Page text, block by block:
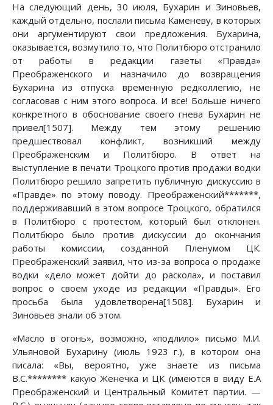
На следующий день, 30 июля, Бухарин и Зиновьев,
каждый отдельно, послали письма Каменеву, в которых
они аргументируют свои предложения. Бухарина,
оказывается, возмутило то, что Политбюро отстранило
от работы в редакции газеты «Правда»
Преображенского и назначило до возвращения
Бухарина из отпуска временную редколлегию, не
согласовав с ним этого вопроса. И все! Больше ничего
конкретного в обоснование своего гнева Бухарин не
привел[1507]. Между тем этому решению
предшествовал конфликт, возникший между
Преображенским и Политбюро. В ответ на
выступление в печати Троцкого против продажи водки
Политбюро решило запретить публичную дискуссию в
«Правде» по этому поводу. Преображенский*******,
поддерживавший в этом вопросе Троцкого, обратился
в Политбюро с протестом, который был отклонен.
Политбюро было против дискуссии до окончания
работы комиссии, созданной Пленумом ЦК.
Преображенский заявил, что из-за вопроса о продаже
водки «дело может дойти до раскола», и поставил
вопрос о своем уходе из редакции «Правды». Его
просьба была удовлетворена[1508]. Бухарин и
Зиновьев знали об этом.
«Масло в огонь», возможно, «подлило» письмо М.И.
Ульяновой Бухарину (июль 1923 г.), в котором она
писала: «Вы, вероятно, уже знаете из письма
B.C.******** какую Женечка и ЦК (имеются в виду Е.А
Преображенский и Центральный Комитет партии. —